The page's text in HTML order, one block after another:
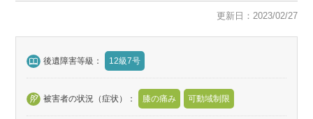
更新日：2023/02/27
後遺障害等級： 12級7号
被害者の状況（症状）： 膝の痛み 可動域制限